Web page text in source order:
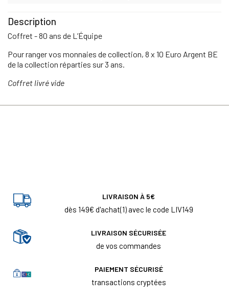
Description
Coffret - 80 ans de L’Équipe
Pour ranger vos monnaies de collection, 8 x 10 Euro Argent BE
de la collection réparties sur 3 ans.
Coffret livré vide
LIVRAISON À 5€
dès 149€ d'achat(1) avec le code LIV149
LIVRAISON SÉCURISÉE
de vos commandes
PAIEMENT SÉCURISÉ
transactions cryptées